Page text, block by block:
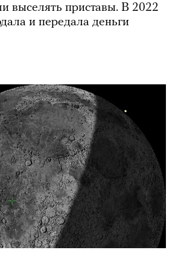
выселять приставы. В 2022
и передала деньги